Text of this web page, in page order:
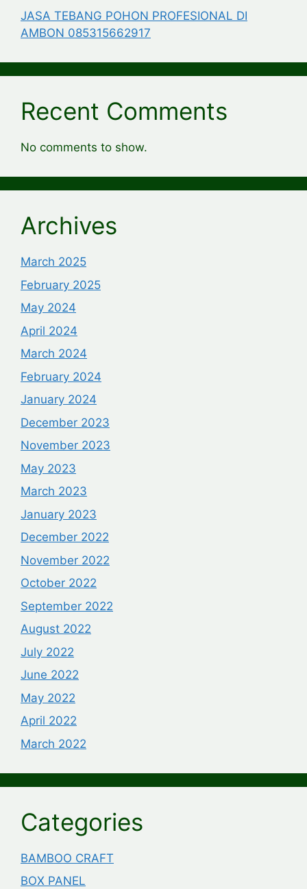
JASA TEBANG POHON PROFESIONAL DI
AMBON 085315662917
Recent Comments
No comments to show.
Archives
March 2025
February 2025
May 2024
April 2024
March 2024
February 2024
January 2024
December 2023
November 2023
May 2023
March 2023
January 2023
December 2022
November 2022
October 2022
September 2022
August 2022
July 2022
June 2022
May 2022
April 2022
March 2022
Categories
BAMBOO CRAFT
BOX PANEL